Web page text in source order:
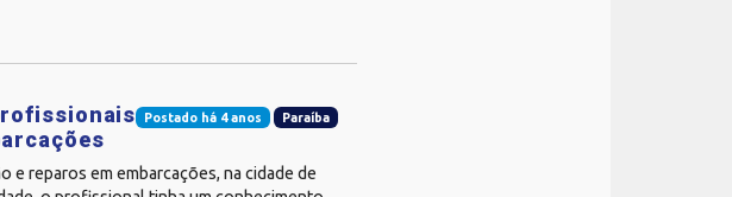
Postado há 4 anos Paraíba
e reparos em embarcações, na cidade de